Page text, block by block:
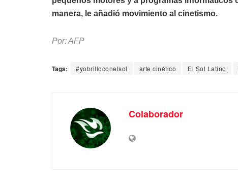
manera, le añadió movimiento al cinetismo.
Por: AFP
Tags: #yobrilloconelsol arte cinético El Sol Latino
Colaborador